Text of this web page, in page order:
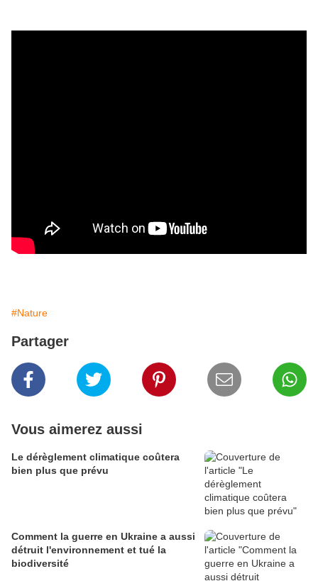
#Nature
Partager
Vous aimerez aussi
Le dérèglement climatique coûtera
bien plus que prévu
Comment la guerre en Ukraine a aussi
détruit l'environnement et tué la
biodiversité